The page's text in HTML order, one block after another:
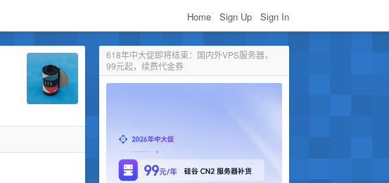
Home Sign Up Sign In
618年中大促即将结束：国内外VPS服务器，
99元起，续费代金券